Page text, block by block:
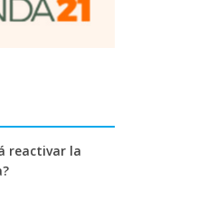
reactivar la